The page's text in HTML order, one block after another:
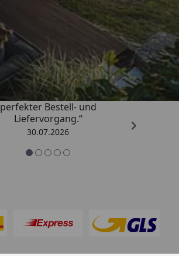
Trusted Shops
4,76/ 5
sehr gute Ware und ein
perfekter Bestell- und
Liefervorgang.“
30.07.2026